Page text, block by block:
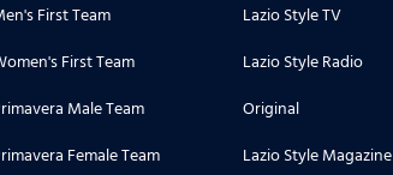
First Team
First Team
Male Team
Female Team
Lazio Style TV
Lazio Style Radio
Original
Lazio Style Magazine